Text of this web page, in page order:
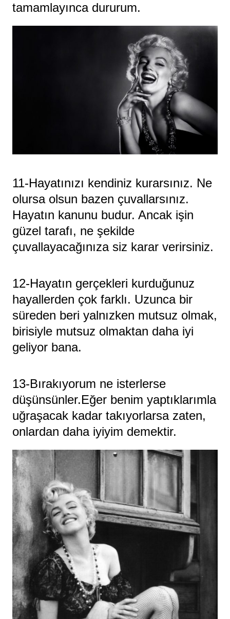
tamamlayınca dururum.
11-Hayatınızı kendiniz kurarsınız. Ne
olursa olsun bazen çuvallarsınız.
Hayatın kanunu budur. Ancak işin
güzel tarafı, ne şekilde
çuvallayacağınıza siz karar verirsiniz.
12-Hayatın gerçekleri kurduğunuz
hayallerden çok farklı. Uzunca bir
süreden beri yalnızken mutsuz olmak,
birisiyle mutsuz olmaktan daha iyi
geliyor bana.
13-Bırakıyorum ne isterlerse
düşünsünler.Eğer benim yaptıklarımla
uğraşacak kadar takıyorlarsa zaten,
onlardan daha iyiyim demektir.